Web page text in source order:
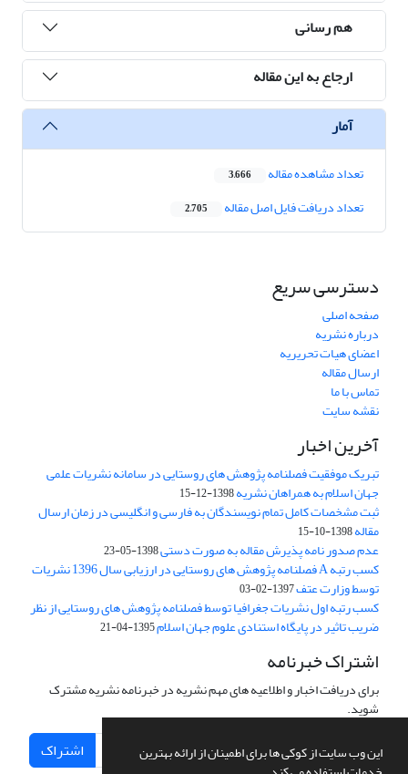
این وب سایت از کوکی ها برای اطمینان از ارائه بهترین
هم رسانی
ارجاع به این مقاله
آمار
تعداد مشاهده مقاله 3,666
تعداد دریافت فایل اصل مقاله 2,705
دسترسی سریع
صفحه اصلی
درباره نشریه
اعضای هیات تحریریه
ارسال مقاله
تماس با ما
نقشه سایت
آخرین اخبار
تبریک موفقیت فصلنامه پژوهش های روستایی در سامانه نشریات علمی
جهان اسلام به همراهان نشریه1398-12-15
ثبت مشخصات کامل تمام نویسندگان به فارسی و انگلیسی در زمان ارسال
مقاله1398-10-15
عدم صدور نامه پذیرش مقاله به صورت دستی1398-05-23
کسب رتبه A فصلنامه پژوهش های روستایی در ارزیابی سال 1396 نشریات
توسط وزارت عتف1397-02-03
کسب رتبه اول نشریات جغرافیا توسط فصلنامه پژوهش های روستایی از نظر
ضریب تاثیر در پایگاه استنادی علوم جهان اسلام1395-04-21
اشتراک خبرنامه
برای دریافت اخبار و اطلاعیه های مهم نشریه در خبرنامه نشریه مشترک
شوید.
اشتراک